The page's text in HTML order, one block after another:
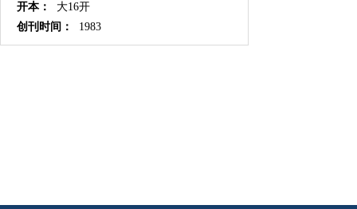
开本：
大16开
创刊时间：
1983